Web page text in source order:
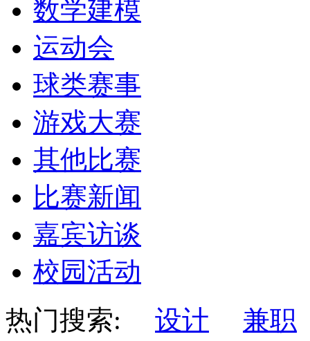
数学建模
运动会
球类赛事
游戏大赛
其他比赛
比赛新闻
嘉宾访谈
校园活动
热门搜索:
设计
兼职